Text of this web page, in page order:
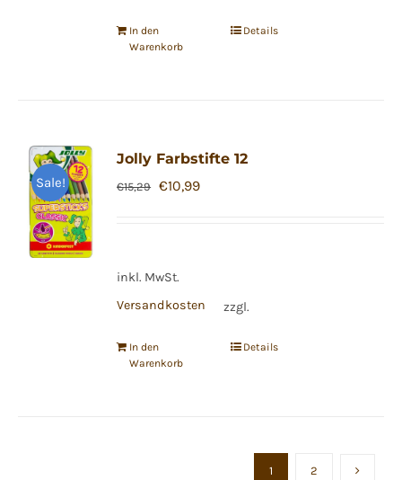
In den
Warenkorb
Details
Sale!
Jolly Farbstifte 12
€15,29 Ursprünglicher
€10,99Aktueller
inkl. MwSt.
zzgl.
Versandkosten
In den
Warenkorb
Details
1 2